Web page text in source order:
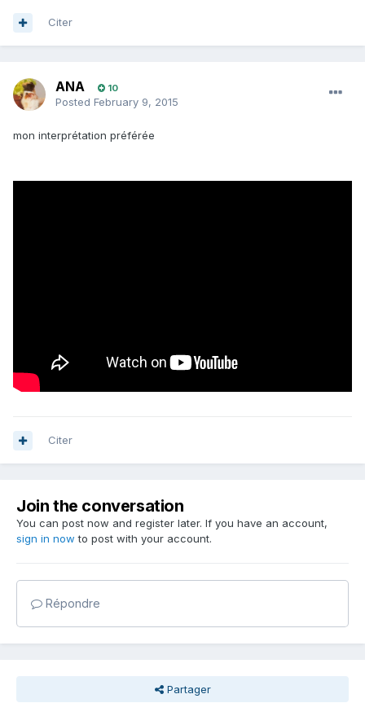
Citer
ANA 10
Posted February 9, 2015
mon interprétation préférée
Citer
Join the conversation
You can post now and register later. If you have an account,
sign in now to post with your account.
Répondre
Partager